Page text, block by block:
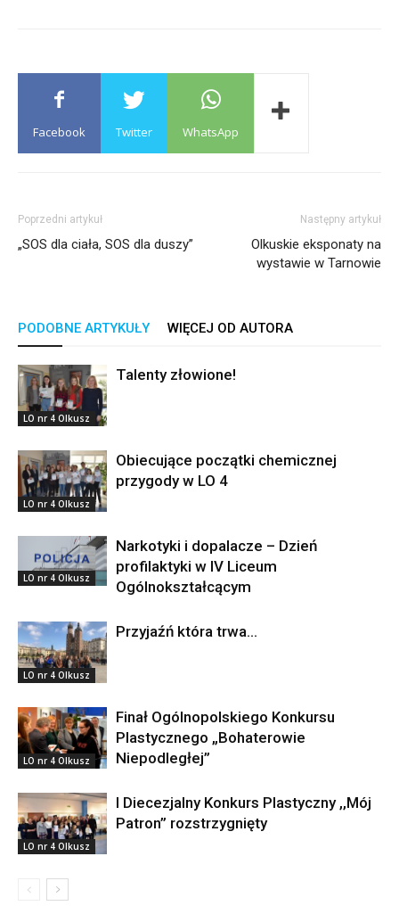
Facebook Twitter WhatsApp
Poprzedni artykuł
„SOS dla ciała, SOS dla duszy”
Następny artykuł
Olkuskie eksponaty na
wystawie w Tarnowie
PODOBNE ARTYKUŁY WIĘCEJ OD AUTORA
LO nr 4 Olkusz
Talenty złowione!
LO nr 4 Olkusz
Obiecujące początki chemicznej
przygody w LO 4
LO nr 4 Olkusz
Narkotyki i dopalacze – Dzień
profilaktyki w IV Liceum
Ogólnokształcącym
LO nr 4 Olkusz
Przyjaźń która trwa…
LO nr 4 Olkusz
Finał Ogólnopolskiego Konkursu
Plastycznego „Bohaterowie
Niepodległej”
LO nr 4 Olkusz
I Diecezjalny Konkurs Plastyczny ,,Mój
Patron” rozstrzygnięty